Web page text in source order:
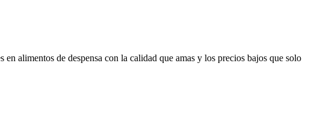
alimentos de despensa con la calidad que amas y los precios bajos que solo